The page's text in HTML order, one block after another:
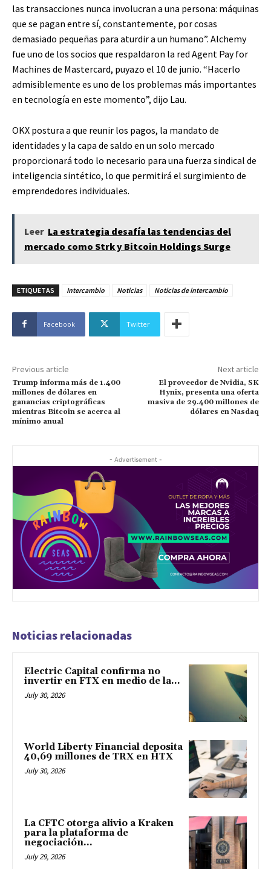
las transacciones nunca involucran a una persona: máquinas
que se pagan entre sí, constantemente, por cosas
demasiado pequeñas para aturdir a un humano”. Alchemy
fue uno de los socios que respaldaron la red Agent Pay for
Machines de Mastercard, puyazo el 10 de junio. “Hacerlo
admisiblemente es uno de los problemas más importantes
en tecnología en este momento”, dijo Lau.
OKX postura a que reunir los pagos, la mandato de
identidades y la capa de saldo en un solo mercado
proporcionará todo lo necesario para una fuerza sindical de
inteligencia sintético, lo que permitirá el surgimiento de
emprendedores individuales.
Leer La estrategia desafía las tendencias del
mercado como Strk y Bitcoin Holdings Surge
ETIQUETAS Intercambio Noticias Noticias de intercambio
Facebook Twitter
Previous article
Trump informa más de 1.400
millones de dólares en
ganancias criptográficas
mientras Bitcoin se acerca al
mínimo anual
Next article
El proveedor de Nvidia, SK
Hynix, presenta una oferta
masiva de 29.400 millones de
dólares en Nasdaq
- Advertisement -
Noticias relacionadas
Electric Capital confirma no
invertir en FTX en medio de la...
July 30, 2026
World Liberty Financial deposita
40,69 millones de TRX en HTX
July 30, 2026
La CFTC otorga alivio a Kraken
para la plataforma de
negociación...
July 29, 2026